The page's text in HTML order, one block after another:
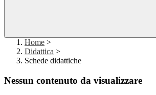
Home >
Didattica >
Schede didattiche
Nessun contenuto da visualizzare